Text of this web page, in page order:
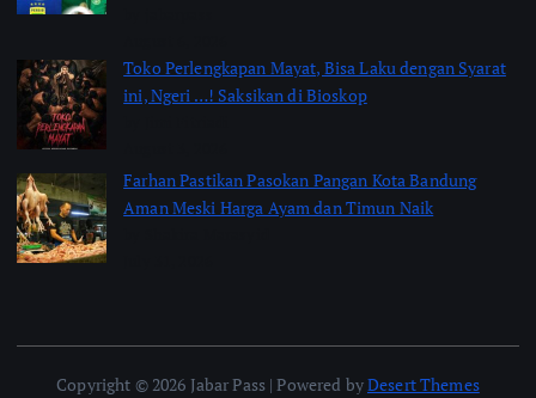
Toko Perlengkapan Mayat, Bisa Laku dengan Syarat
ini, Ngeri …! Saksikan di Bioskop
Farhan Pastikan Pasokan Pangan Kota Bandung
Aman Meski Harga Ayam dan Timun Naik
Copyright © 2026 Jabar Pass | Powered byDesert Themes